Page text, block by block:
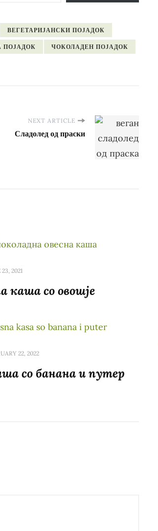
ВЕГЕТАРИЈАНСКИ ПОЈАДОК
ПОЈАДОК ЧОКОЛАДЕН ПОЈАДОК
NEXT ARTICLE
Сладолед од праски
23, 2021
каша со овошје
22, 2022
со банана и путер